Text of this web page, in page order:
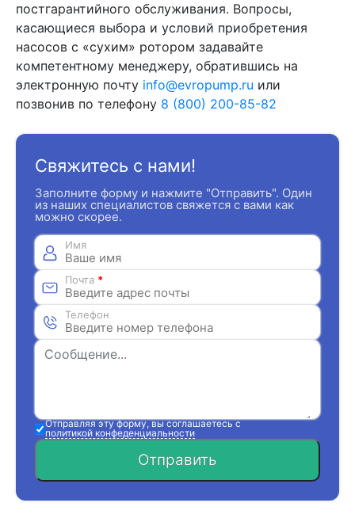
постгарантийного обслуживания. Вопросы,
касающиеся выбора и условий приобретения
насосов с «сухим» ротором задавайте
компетентному менеджеру, обратившись на
электронную почту info@evropump.ru или
позвонив по телефону 8 (800) 200-85-82
Свяжитесь с нами!
Заполните форму и нажмите "Отправить". Один
из наших специалистов свяжется с вами как
можно скорее.
Имя
Почта *
Телефон
Отправляя эту форму, вы соглашаетесь с
политикой конфеденциальности
Отправить